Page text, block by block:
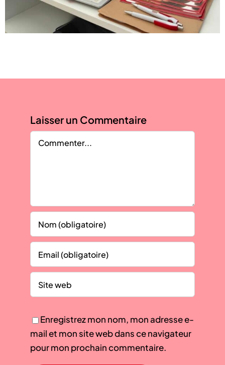
Laisser un Commentaire
Comment
Enregistrez mon nom, mon adresse e-
mail et mon site web dans ce navigateur
pour mon prochain commentaire.